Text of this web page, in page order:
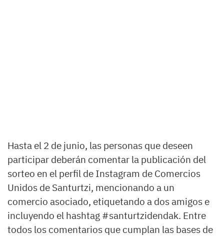
Hasta el 2 de junio, las personas que deseen
participar deberán comentar la publicación del
sorteo en el perfil de Instagram de Comercios
Unidos de Santurtzi, mencionando a un
comercio asociado, etiquetando a dos amigos e
incluyendo el hashtag #santurtzidendak. Entre
todos los comentarios que cumplan las bases de